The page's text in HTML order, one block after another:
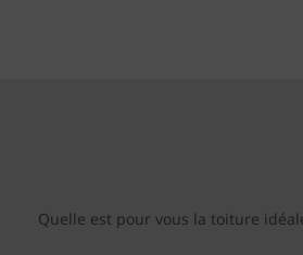
Quelle est pour vous la toiture